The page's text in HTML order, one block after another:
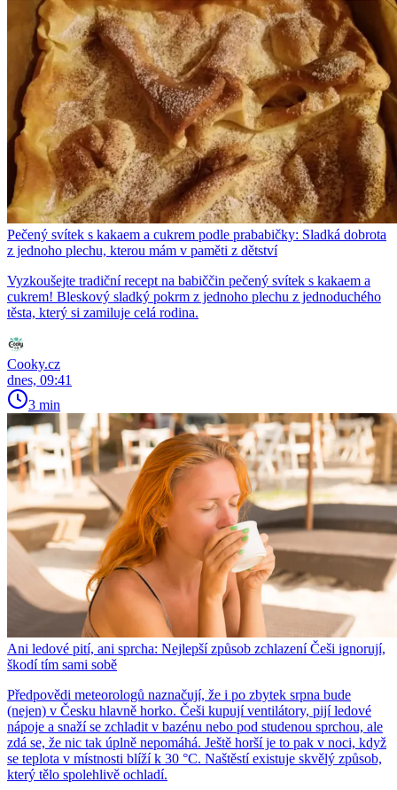
Pečený svítek s kakaem a cukrem podle prababičky: Sladká dobrota
z jednoho plechu, kterou mám v paměti z dětství
Vyzkoušejte tradiční recept na babiččin pečený svítek s kakaem a
cukrem! Bleskový sladký pokrm z jednoho plechu z jednoduchého
těsta, který si zamiluje celá rodina.
Cooky.cz
dnes, 09:41
3 min
Ani ledové pití, ani sprcha: Nejlepší způsob zchlazení Češi ignorují,
škodí tím sami sobě
Předpovědi meteorologů naznačují, že i po zbytek srpna bude
(nejen) v Česku hlavně horko. Češi kupují ventilátory, pijí ledové
nápoje a snaží se zchladit v bazénu nebo pod studenou sprchou, ale
zdá se, že nic tak úplně nepomáhá. Ještě horší je to pak v noci, když
se teplota v místnosti blíží k 30 °C. Naštěstí existuje skvělý způsob,
který tělo spolehlivě ochladí.